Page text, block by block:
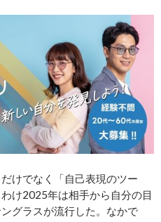
けでなく「自己表現のツー
け2025年は相手から自分の目
グラスが流行した。なかで